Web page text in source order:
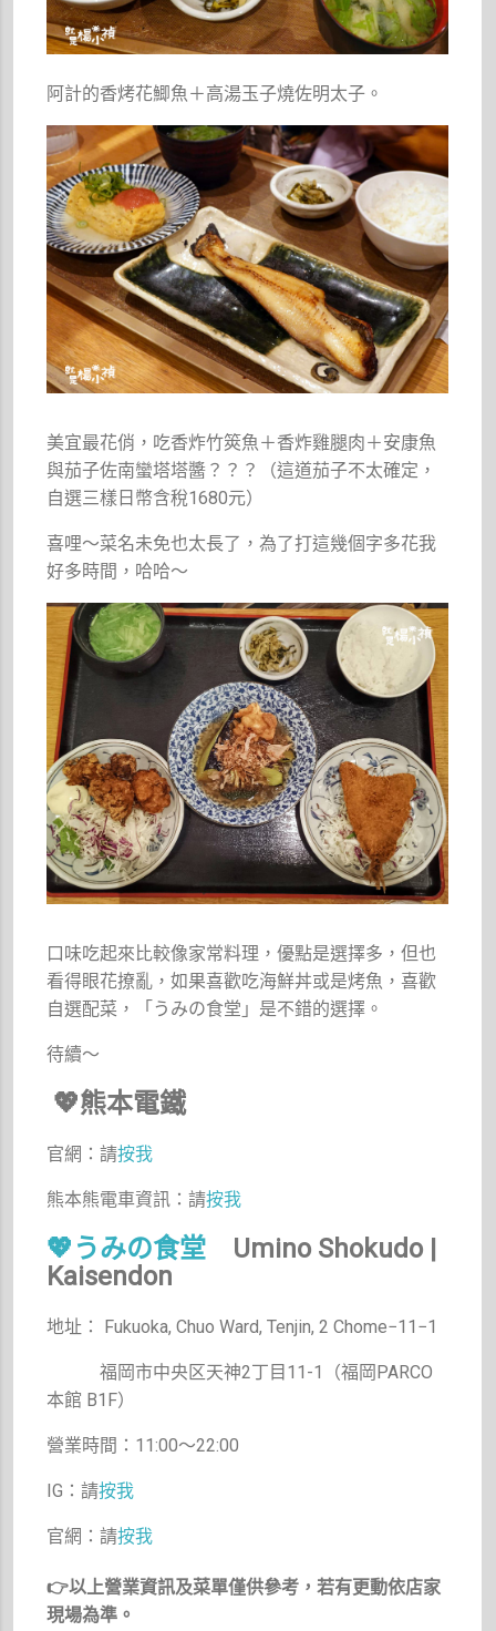
阿計的香烤花鯽魚＋高湯玉子燒佐明太子。
美宜最花俏，吃香炸竹筴魚＋香炸雞腿肉＋安康魚
與茄子佐南蠻塔塔醬？？？（這道茄子不太確定，
自選三樣日幣含稅1680元）
喜哩～菜名未免也太長了，為了打這幾個字多花我
好多時間，哈哈～
口味吃起來比較像家常料理，優點是選擇多，但也
看得眼花撩亂，如果喜歡吃海鮮丼或是烤魚，喜歡
自選配菜，「うみの食堂」是不錯的選擇。
待續～
💖熊本電鐵
官網：請按我
熊本熊電車資訊：請按我
💖うみの食堂 Umino Shokudo |
Kaisendon
地址： Fukuoka, Chuo Ward, Tenjin, 2 Chome−11−1
福岡市中央区天神2丁目11-1（福岡PARCO
本館 B1F）
營業時間：11:00～22:00
IG：請按我
官網：請按我
👉以上營業資訊及菜單僅供參考，若有更動依店家
現場為準。